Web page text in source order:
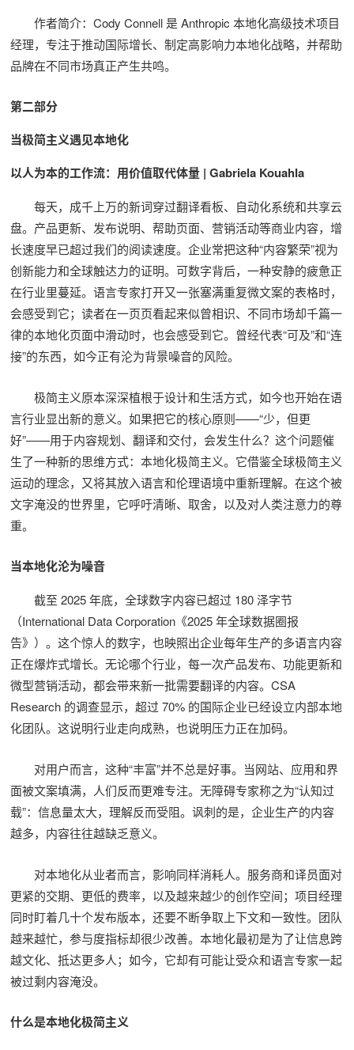
作者简介：Cody Connell 是 Anthropic 本地化高级技术项目
经理，专注于推动国际增长、制定高影响力本地化战略，并帮助
品牌在不同市场真正产生共鸣。
第二部分
当极简主义遇见本地化
以人为本的工作流：用价值取代体量 | Gabriela Kouahla
每天，成千上万的新词穿过翻译看板、自动化系统和共享云
盘。产品更新、发布说明、帮助页面、营销活动等商业内容，增
长速度早已超过我们的阅读速度。企业常把这种“内容繁荣”视为
创新能力和全球触达力的证明。可数字背后，一种安静的疲惫正
在行业里蔓延。语言专家打开又一张塞满重复微文案的表格时，
会感受到它；读者在一页页看起来似曾相识、不同市场却千篇一
律的本地化页面中滑动时，也会感受到它。曾经代表“可及”和“连
接”的东西，如今正有沦为背景噪音的风险。
极简主义原本深深植根于设计和生活方式，如今也开始在语
言行业显出新的意义。如果把它的核心原则——“少，但更
好”——用于内容规划、翻译和交付，会发生什么？这个问题催
生了一种新的思维方式：本地化极简主义。它借鉴全球极简主义
运动的理念，又将其放入语言和伦理语境中重新理解。在这个被
文字淹没的世界里，它呼吁清晰、取舍，以及对人类注意力的尊
重。
当本地化沦为噪音
截至 2025 年底，全球数字内容已超过 180 泽字节
（International Data Corporation《2025 年全球数据圈报
告》）。这个惊人的数字，也映照出企业每年生产的多语言内容
正在爆炸式增长。无论哪个行业，每一次产品发布、功能更新和
微型营销活动，都会带来新一批需要翻译的内容。CSA
Research 的调查显示，超过 70% 的国际企业已经设立内部本地
化团队。这说明行业走向成熟，也说明压力正在加码。
对用户而言，这种“丰富”并不总是好事。当网站、应用和界
面被文案填满，人们反而更难专注。无障碍专家称之为“认知过
载”：信息量太大，理解反而受阻。讽刺的是，企业生产的内容
越多，内容往往越缺乏意义。
对本地化从业者而言，影响同样消耗人。服务商和译员面对
更紧的交期、更低的费率，以及越来越少的创作空间；项目经理
同时盯着几十个发布版本，还要不断争取上下文和一致性。团队
越来越忙，参与度指标却很少改善。本地化最初是为了让信息跨
越文化、抵达更多人；如今，它却有可能让受众和语言专家一起
被过剩内容淹没。
什么是本地化极简主义